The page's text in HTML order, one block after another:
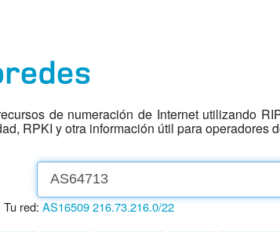
de numeración de Internet utilizando
RPKI y otra información útil para operadores
Tu red: AS16509216.73.216.0/22